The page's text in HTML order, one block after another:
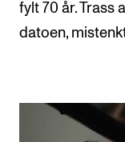
fylt 70 år. Trass
datoen,